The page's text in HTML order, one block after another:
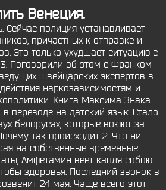
Венеция.
Сейчас полиция устанавливает
причастных к отправке и
Это только ухудшает ситуацию с
Поговорили об этом с Франком
швейцарских экспертов в
наркозависимостям и
Книга Максима Знака
переводе на датский язык. Стало
белорусах, которые воюют за
так происходит 2. Что ни
на собственные временные
Амфетамин веет капля собою
здоровья. Последний звонок в
24 мая. Чаще всего этот